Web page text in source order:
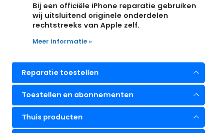
Bij een officiële iPhone reparatie gebruiken
wij uitsluitend originele onderdelen
rechtstreeks van Apple zelf.
Meer informatie »
Reparatie toestellen
Toestellen en abonnementen
Thuis producten